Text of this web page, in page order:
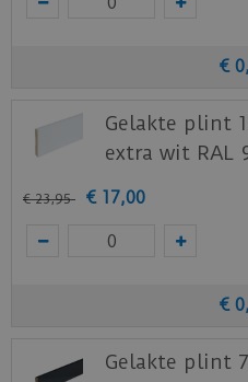
€ 0,
Gelakte plint
extra wit RAL
€ 23,95 € 17,00
€ 0,
Gelakte plint